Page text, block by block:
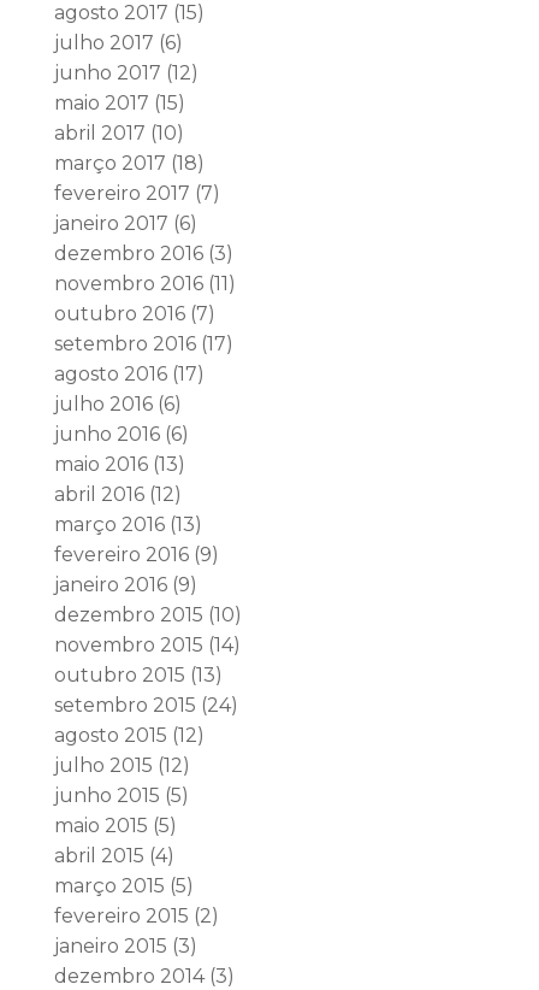
agosto 2017 (15)
julho 2017 (6)
junho 2017 (12)
maio 2017 (15)
abril 2017 (10)
março 2017 (18)
fevereiro 2017 (7)
janeiro 2017 (6)
dezembro 2016(3)
novembro 2016(11)
outubro 2016(7)
setembro 2016(17)
agosto 2016(17)
julho 2016(6)
junho 2016(6)
maio 2016(13)
abril 2016(12)
março 2016(13)
fevereiro 2016(9)
janeiro 2016(9)
dezembro 2015 (10)
novembro 2015 (14)
outubro 2015 (13)
setembro 2015 (24)
agosto 2015 (12)
julho 2015 (12)
junho 2015 (5)
maio 2015 (5)
abril 2015 (4)
março 2015 (5)
fevereiro 2015 (2)
janeiro 2015 (3)
dezembro 2014(3)